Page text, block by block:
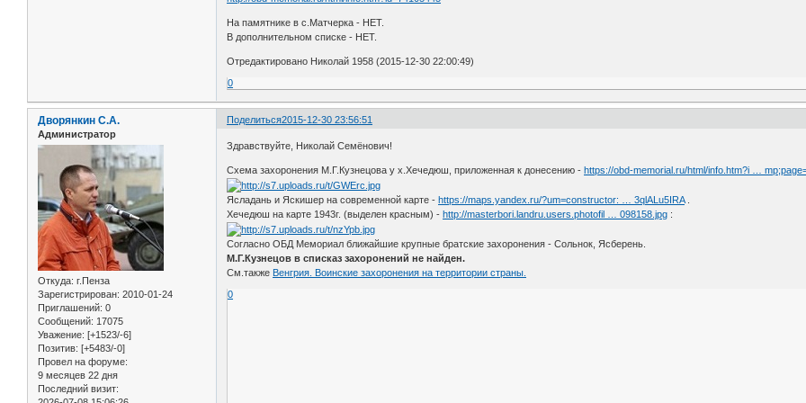
На памятнике в с.Матчерка - НЕТ.
В дополнительном списке - НЕТ.
Отредактировано Николай 1958 (2015-12-30 22:00:49)
0
Поделиться2015-12-30 23:56:51
Дворянкин С.А.
Администратор
Откуда: г.Пенза
Зарегистрирован: 2010-01-24
Приглашений: 0
Сообщений: 17075
Уважение: [+1523/-6]
Позитив: [+5483/-0]
Провел на форуме:
9 месяцев 22 дня
Последний визит:
Здравствуйте, Николай Семёнович!
Схема захоронения М.Г.Кузнецова у х.Хечедюш, приложенная к донесению - https://obd-memorial.ru/html/info.htm?i …
Ясладань и Яскишер на современной карте - https://maps.yandex.ru/?um=constructor: … 3qlALu5IRA.
Хечедюш на карте 1943г. (выделен красным) - http://masterbori.landru.users.photofil … 098158.jpg :
Согласно ОБД Мемориал ближайшие крупные братские захоронения - Сольнок, Ясберень.
М.Г.Кузнецов в списказ захоронений не найден.
См.также Венгрия. Воинские захоронения на территории страны.
0